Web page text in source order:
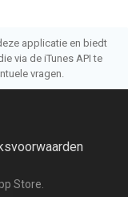
applicatie en biedt
via de iTunes API te
vragen.
Store.